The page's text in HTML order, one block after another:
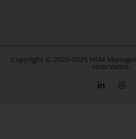
Copyright © 2020-2025 HSM
reservados.